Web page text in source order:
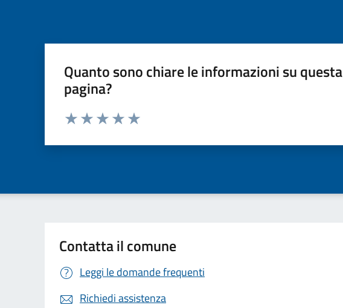
Quanto sono chiare le informazioni su questa
pagina?
Valuta da 1 a 5 stelle la pagina
Contatta il comune
Leggi le domande frequenti
Richiedi assistenza